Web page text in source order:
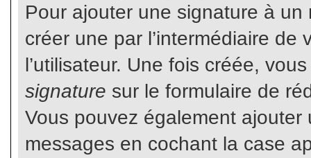
Pour ajouter une signature à un
créer une par l’intermédiaire
l’utilisateur. Une fois créée,
signature sur le formulaire de
Vous pouvez également
messages en cochant la case